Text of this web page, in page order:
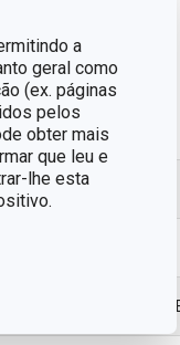
a
geral como
(ex. páginas
pelos
obter mais
que leu e
lhe esta
(CM)
(CM)
INCLUINDO